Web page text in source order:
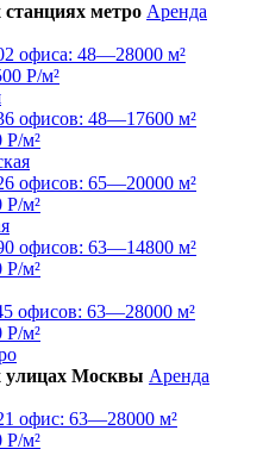
метро Аренда
офиса: 48—28000 м²
Р/м²
офисов: 48—17600 м²
Р/м²
офисов: 65—20000 м²
Р/м²
офисов: 63—14800 м²
Р/м²
офисов: 63—28000 м²
Р/м²
улицах Москвы Аренда
офис: 63—28000 м²
Р/м²